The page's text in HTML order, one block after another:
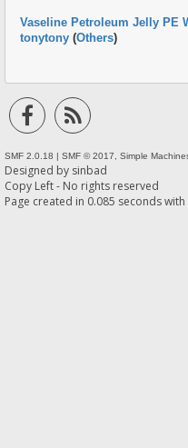
Vaseline Petroleum Jelly PE
tonytony (Others)
SMF 2.0.18 | SMF © 2017 Simple
Designed by sinbad
Copy Left - No rights reserved
Page created in 0.085 seconds